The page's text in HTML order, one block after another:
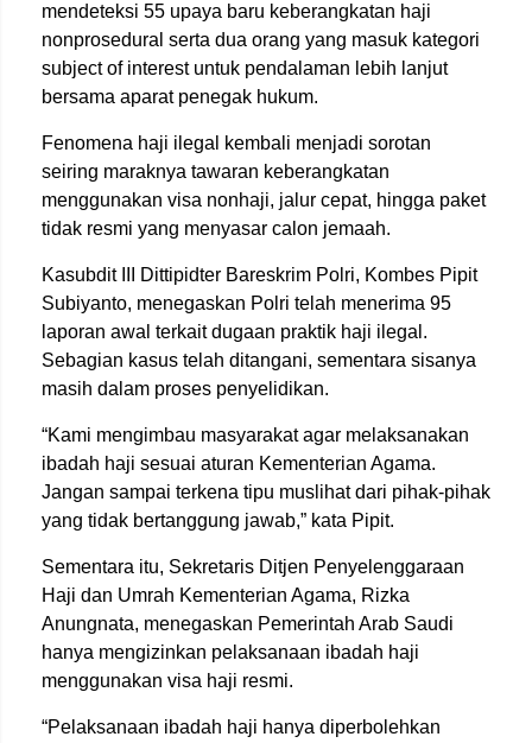
mendeteksi 55 upaya baru keberangkatan haji
nonprosedural serta dua orang yang masuk kategori
subject of interest untuk pendalaman lebih lanjut
bersama aparat penegak hukum.
Fenomena haji ilegal kembali menjadi sorotan
seiring maraknya tawaran keberangkatan
menggunakan visa nonhaji, jalur cepat, hingga paket
tidak resmi yang menyasar calon jemaah.
Kasubdit III Dittipidter Bareskrim Polri, Kombes Pipit
Subiyanto, menegaskan Polri telah menerima 95
laporan awal terkait dugaan praktik haji ilegal.
Sebagian kasus telah ditangani, sementara sisanya
masih dalam proses penyelidikan.
“Kami mengimbau masyarakat agar melaksanakan
ibadah haji sesuai aturan Kementerian Agama.
Jangan sampai terkena tipu muslihat dari pihak-pihak
yang tidak bertanggung jawab,” kata Pipit.
Sementara itu, Sekretaris Ditjen Penyelenggaraan
Haji dan Umrah Kementerian Agama, Rizka
Anungnata, menegaskan Pemerintah Arab Saudi
hanya mengizinkan pelaksanaan ibadah haji
menggunakan visa haji resmi.
“Pelaksanaan ibadah haji hanya diperbolehkan